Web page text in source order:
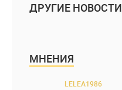
ДРУГИЕ НОВОСТИ
МНЕНИЯ
LELEA1986